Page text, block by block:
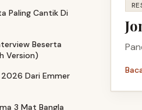
Paling Cantik Di
Beserta
Version)
2026 Dari Emmer
3 Mat Bangla